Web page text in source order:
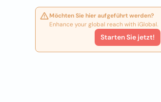
Möchten Sie hier aufgeführt werden?
Enhance your global reach with iGlobal.
Starten Sie jetzt!